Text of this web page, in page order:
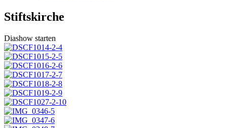
Stiftskirche
Diashow starten